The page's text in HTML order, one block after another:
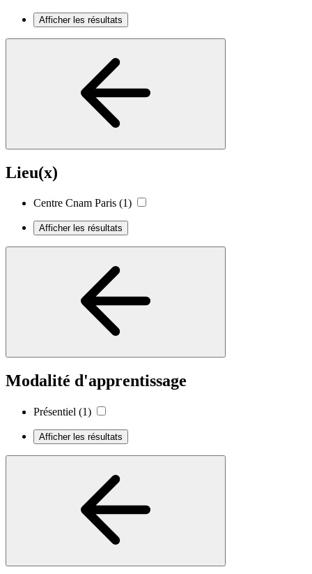
Afficher les résultats
Lieu(x)
Centre Cnam Paris (1)
Afficher les résultats
Modalité d'apprentissage
Présentiel (1)
Afficher les résultats